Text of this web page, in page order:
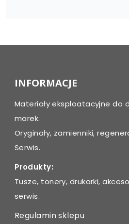
INFORMACJE
Materiały eksploatacyjne do
marek.
Oryginały, zamienniki,
Serwis.
Produkty:
Tusze, tonery, drukarki,
serwis.
Regulamin sklepu